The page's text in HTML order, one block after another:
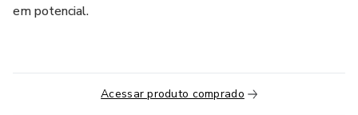
em potencial.
Acessar produto comprado